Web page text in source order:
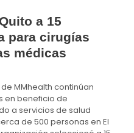
a 15
para cirugías
médicas
MMhealth continúan
en beneficio de
a servicios de salud
de 500 personas en El